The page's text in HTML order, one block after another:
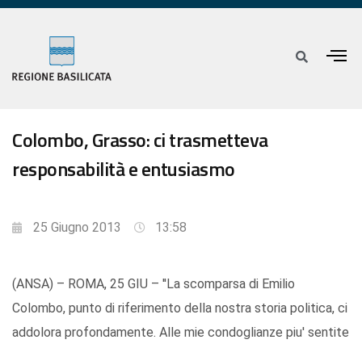
Colombo, Grasso: ci trasmetteva
responsabilità e entusiasmo
25 Giugno 2013 13:58
(ANSA) – ROMA, 25 GIU – ''La scomparsa di Emilio
Colombo, punto di riferimento della nostra storia politica, ci
addolora profondamente. Alle mie condoglianze piu' sentite